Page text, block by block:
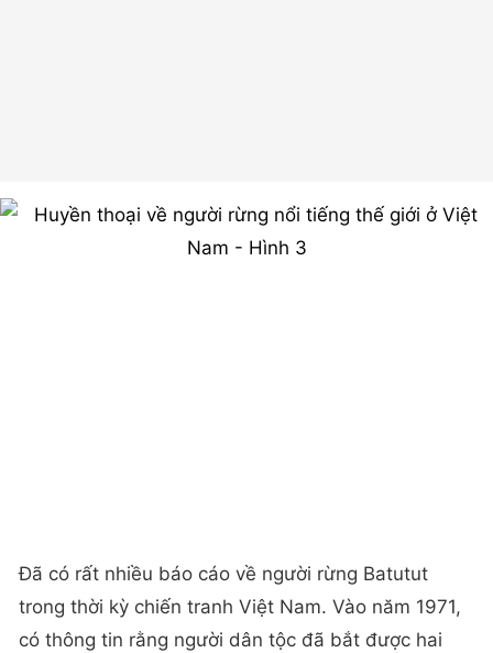
Đã có rất nhiều báo cáo về người rừng Batutut
trong thời kỳ chiến tranh Việt Nam. Vào năm 1971,
có thông tin rằng người dân tộc đã bắt được hai